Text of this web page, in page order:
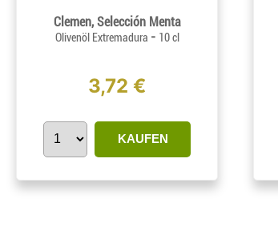
Clemen, Selección Menta
Olivenöl Extremadura - 10 cl
3,72 €
KAUFEN